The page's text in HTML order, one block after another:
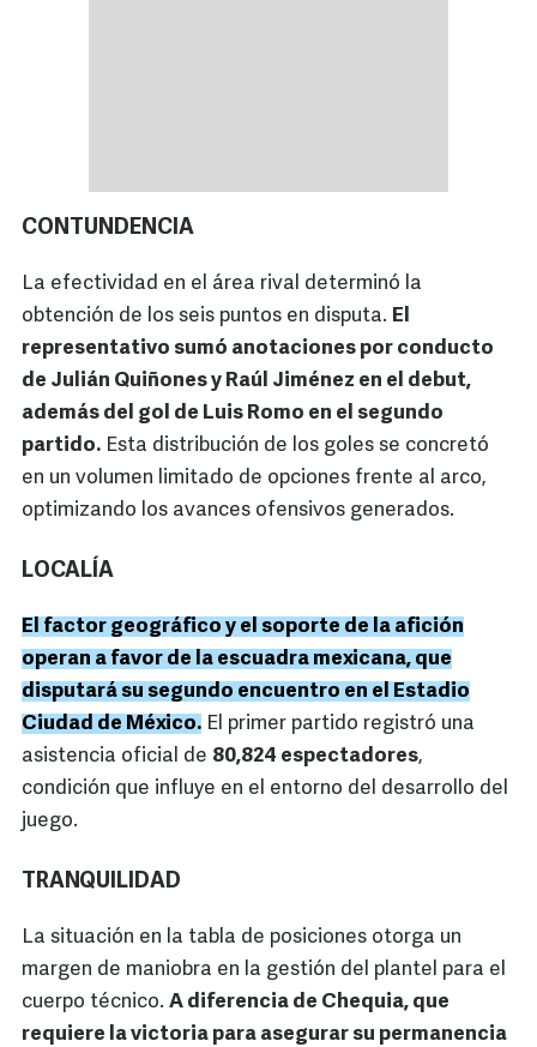
CONTUNDENCIA
La efectividad en el área rival determinó la
obtención de los seis puntos en disputa. El
representativo sumó anotaciones por conducto
de Julián Quiñones y Raúl Jiménez en el debut,
además del gol de Luis Romo en el segundo
partido. Esta distribución de los goles se concretó
en un volumen limitado de opciones frente al arco,
optimizando los avances ofensivos generados.
LOCALÍA
El factor geográfico y el soporte de la afición
operan a favor de la escuadra mexicana, que
disputará su segundo encuentro en el Estadio
Ciudad de México. El primer partido registró una
asistencia oficial de 80,824 espectadores,
condición que influye en el entorno del desarrollo del
juego.
TRANQUILIDAD
La situación en la tabla de posiciones otorga un
margen de maniobra en la gestión del plantel para el
cuerpo técnico. A diferencia de Chequia, que
requiere la victoria para asegurar su permanencia